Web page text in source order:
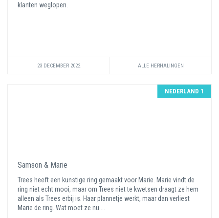
klanten weglopen.
23 DECEMBER 2022 ALLE HERHALINGEN
NEDERLAND 1
Samson & Marie
Trees heeft een kunstige ring gemaakt voor Marie. Marie vindt de
ring niet echt mooi, maar om Trees niet te kwetsen draagt ze hem
alleen als Trees erbij is. Haar plannetje werkt, maar dan verliest
Marie de ring. Wat moet ze nu ...